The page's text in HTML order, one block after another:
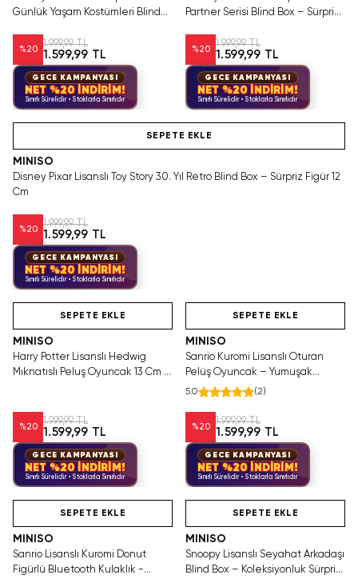
Günlük Yaşam Kostümleri Blind
%20
1.999,99 TL
1.599,99 TL
GECE KAMPANYASI
NET %20 İNDİRİM!
Sınırlı Sürelidir • Stoklarla Sınırlıdır
Partner Serisi Blind Box – Sürpriz
%20
1.999,99 TL
1.599,99 TL
GECE KAMPANYASI
NET %20 İNDİRİM!
Sınırlı Sürelidir • Stoklarla Sınırlıdır
SEPETE EKLE
MINISO
Disney Pixar Lisanslı Toy Story 30. Yıl Retro Blind Box – Sürpriz Figür 12
Cm
%20
1.999,99 TL
1.599,99 TL
GECE KAMPANYASI
NET %20 İNDİRİM!
Sınırlı Sürelidir • Stoklarla Sınırlıdır
SEPETE EKLE
MINISO
Harry Potter Lisanslı Hedwig
Mıknatıslı Peluş Oyuncak 13 Cm –
%20
1.999,99 TL
1.599,99 TL
GECE KAMPANYASI
NET %20 İNDİRİM!
Sınırlı Sürelidir • Stoklarla Sınırlıdır
SEPETE EKLE
MINISO
Sanrio Kuromi Lisanslı Oturan
Pelüş Oyuncak – Yumuşak
Dokulu Dekoratif Karakter Figür
5.0 (2)
%20
1.999,99 TL
1.599,99 TL
GECE KAMPANYASI
NET %20 İNDİRİM!
Sınırlı Sürelidir • Stoklarla Sınırlıdır
Tükenmeden Satın Al
SEPETE EKLE
MINISO
Sanrio Lisanslı Kuromi Donut
Figürlü Bluetooth Kulaklık -
SEPETE EKLE
MINISO
Snoopy Lisanslı Seyahat Arkadaşı
Blind Box – Koleksiyonluk Sürpriz